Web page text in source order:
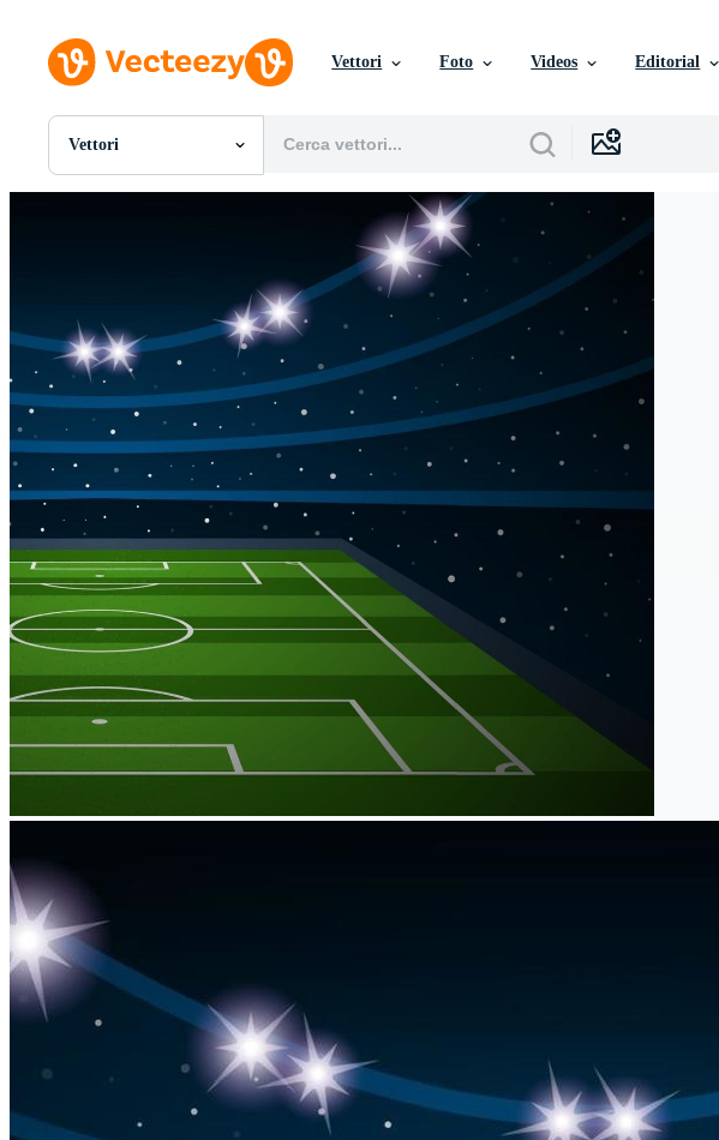
Vettori Foto Videos Editorial
Vettori
Tutte Immagini
Vettori
Videos
Motion graphics
Immagini Editoriali
Eventi Editoriali